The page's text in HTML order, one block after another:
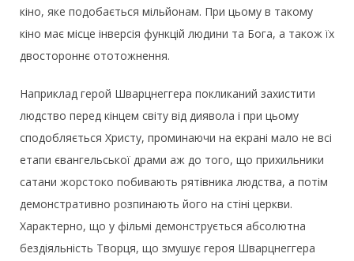
кіно, яке подобається мільйонам. При цьому в такому
кіно має місце інверсія функцій людини та Бога, а також їх
двостороннє ототожнення.
Наприклад герой Шварцнеггера покликаний захистити
людство перед кінцем світу від диявола і при цьому
сподобляється Христу, проминаючи на екрані мало не всі
етапи євангельської драми аж до того, що прихильники
сатани жорстоко побивають рятівника людства, а потім
демонстративно розпинають його на стіні церкви.
Характерно, що у фільмі демонструється абсолютна
бездіяльність Творця, що змушує героя Шварцнеггера